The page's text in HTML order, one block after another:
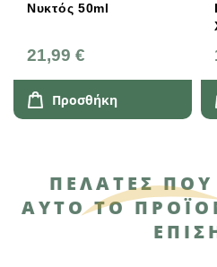
Nυκτός 50ml
21,99 €
Προσθήκη
ΠΕΛΆΤΕΣ
ΑΥΤΌ ΤΟ